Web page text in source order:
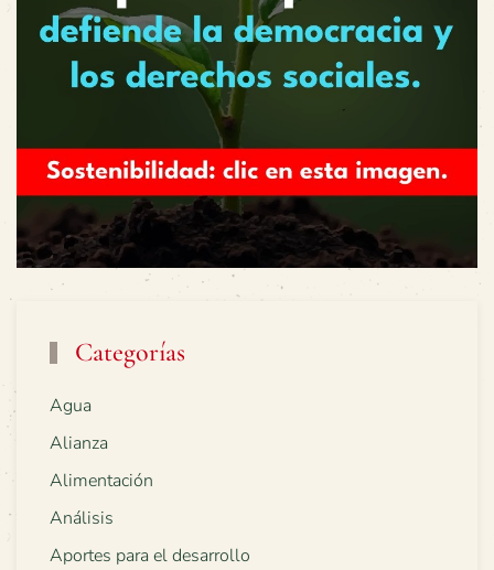
Categorías
Agua
Alianza
Alimentación
Análisis
Aportes para el desarrollo